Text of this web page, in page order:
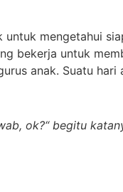
mengetahui
bekerja untuk
anak. Suatu
ok?“ begitu